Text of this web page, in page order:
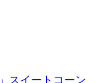
スイートコーン